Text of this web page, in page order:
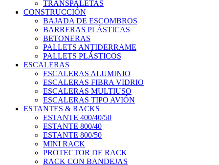
TRANSPALETAS
CONSTRUCCIÓN
BAJADA DE ESCOMBROS
BARRERAS PLÁSTICAS
BETONERAS
PALLETS ANTIDERRAME
PALLETS PLÁSTICOS
ESCALERAS
ESCALERAS ALUMINIO
ESCALERAS FIBRA VIDRIO
ESCALERAS MULTIUSO
ESCALERAS TIPO AVIÓN
ESTANTES & RACKS
ESTANTE 400/40/50
ESTANTE 800/40
ESTANTE 800/50
MINI RACK
PROTECTOR DE RACK
RACK CON BANDEJAS